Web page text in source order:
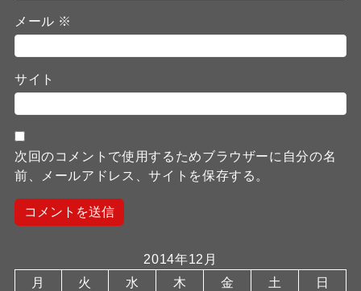
メール ※
サイト
次回のコメントで使用するためブラウザーに自分の名
前、メールアドレス、サイトを保存する。
2014年12月
月
火 水 木 金 土
日